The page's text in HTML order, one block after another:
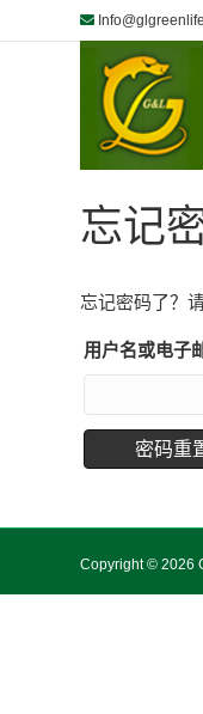
忘记
忘记密码了？
用户名或电子
密码重
Copyright © 2026